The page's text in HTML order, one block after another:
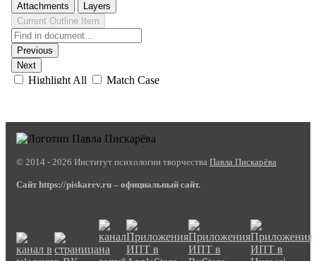
© 2014 - 2026 Институт психологии творчества Павла Пискарёва
Сайт https://piskarev.ru – официальный сайт.